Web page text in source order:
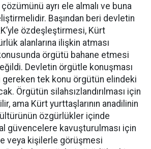
ayrı ele almalı ve buna
Başından beri devletin
özdeşleştirmesi, Kürt
alanlarına ilişkin atması
örgütü bahane etmesi
Devletin örgütle konuşması
tek konu örgütün elindeki
Örgütün silahsızlandırılması için
ama Kürt yurttaşlarının anadilinin
özgürlükler içinde
güvencelere kavuşturulması için
veya kişilerle görüşmesi